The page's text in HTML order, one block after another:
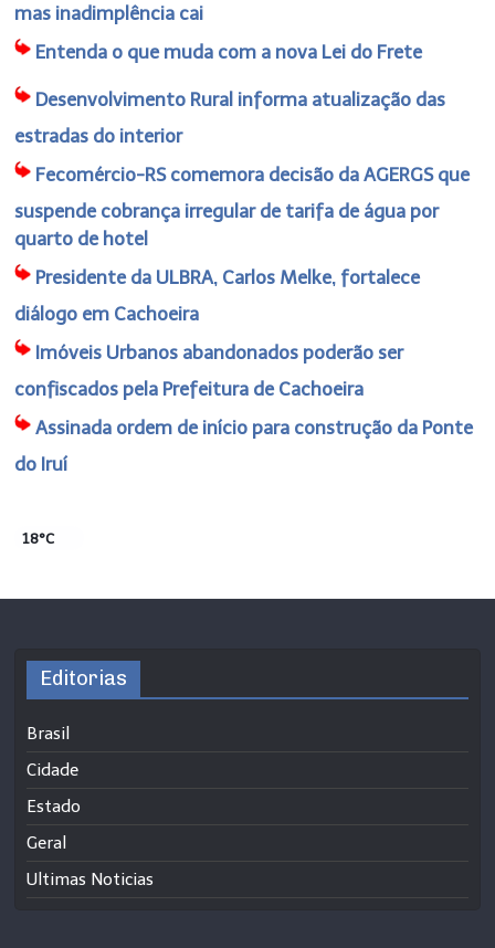
mas inadimplência cai
Entenda o que muda com a nova Lei do Frete
Desenvolvimento Rural informa atualização das
estradas do interior
Fecomércio-RS comemora decisão da AGERGS que
suspende cobrança irregular de tarifa de água por
quarto de hotel
Presidente da ULBRA, Carlos Melke, fortalece
diálogo em Cachoeira
Imóveis Urbanos abandonados poderão ser
confiscados pela Prefeitura de Cachoeira
Assinada ordem de início para construção da Ponte
do Iruí
18°C
Editorias
Brasil
Cidade
Estado
Geral
Ultimas Noticias